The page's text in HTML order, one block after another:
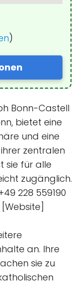
)
Bonn-Castell
bietet eine
und eine
zentralen
sie für alle
zugänglich.
228 559190
an. Ihre
sie zu